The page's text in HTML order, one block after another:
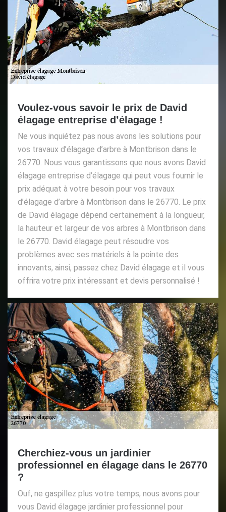
Voulez-vous savoir le prix de David
élagage entreprise d’élagage !
Ne vous inquiétez pas nous avons les solutions pour
vos travaux d’élagage d’arbre à Montbrison dans le
26770. Nous vous garantissons que nous avons David
élagage entreprise d’élagage qui peut vous fournir le
prix adéquat à votre besoin pour vos travaux
d’élagage d’arbre à Montbrison dans le 26770. Le prix
de David élagage dépend certainement à la longueur,
la hauteur et largeur de vos arbres à Montbrison dans
le 26770. David élagage peut résoudre vos
problèmes avec ses matériels à la pointe des
innovants, ainsi, passez chez David élagage et il vous
offrira votre prix intéressant et devis personnalisé !
Cherchiez-vous un jardinier
professionnel en élagage dans le 26770
?
Ouf, ne gaspillez plus votre temps, nous avons pour
vous David élagage jardinier professionnel pour